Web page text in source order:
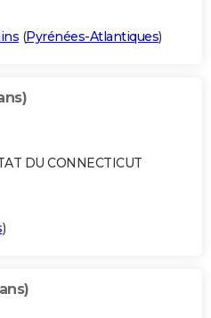
(Pyrénées-Atlantiques)
DU CONNECTICUT
)